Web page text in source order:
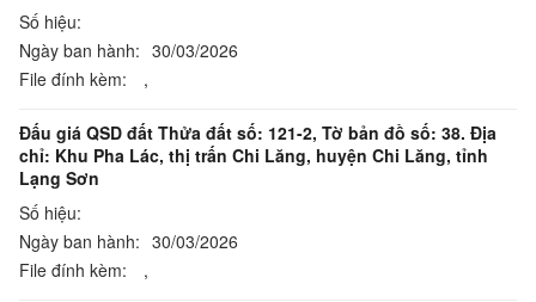
Số hiệu:
Ngày ban hành: 30/03/2026
File đính kèm:
,
Đấu giá QSD đất Thửa đất số: 121-2, Tờ bản đồ số: 38. Địa
chỉ: Khu Pha Lác, thị trấn Chi Lăng, huyện Chi Lăng, tỉnh
Lạng Sơn
Số hiệu:
Ngày ban hành: 30/03/2026
File đính kèm:
,